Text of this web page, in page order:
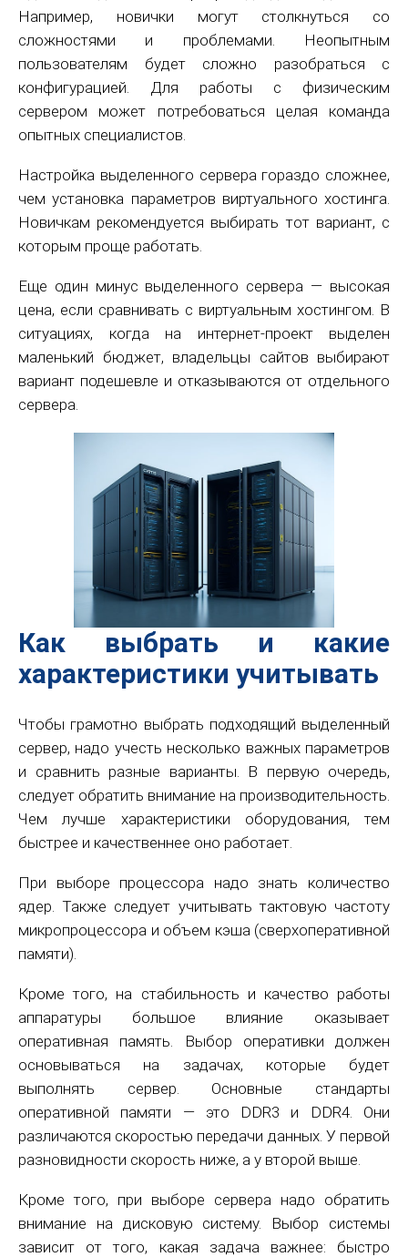
Например, новички могут столкнуться со
сложностями и проблемами. Неопытным
пользователям будет сложно разобраться с
конфигурацией. Для работы с физическим
сервером может потребоваться целая команда
опытных специалистов.
Настройка выделенного сервера гораздо сложнее,
чем установка параметров виртуального хостинга.
Новичкам рекомендуется выбирать тот вариант, с
которым проще работать.
Еще один минус выделенного сервера — высокая
цена, если сравнивать с виртуальным хостингом. В
ситуациях, когда на интернет-проект выделен
маленький бюджет, владельцы сайтов выбирают
вариант подешевле и отказываются от отдельного
сервера.
Как выбрать и какие
характеристики учитывать
Чтобы грамотно выбрать подходящий выделенный
сервер, надо учесть несколько важных параметров
и сравнить разные варианты. В первую очередь,
следует обратить внимание на производительность.
Чем лучше характеристики оборудования, тем
быстрее и качественнее оно работает.
При выборе процессора надо знать количество
ядер. Также следует учитывать тактовую частоту
микропроцессора и объем кэша (сверхоперативной
памяти).
Кроме того, на стабильность и качество работы
аппаратуры большое влияние оказывает
оперативная память. Выбор оперативки должен
основываться на задачах, которые будет
выполнять сервер. Основные стандарты
оперативной памяти — это DDR3 и DDR4. Они
различаются скоростью передачи данных. У первой
разновидности скорость ниже, а у второй выше.
Кроме того, при выборе сервера надо обратить
внимание на дисковую систему. Выбор системы
зависит от того, какая задача важнее: быстро